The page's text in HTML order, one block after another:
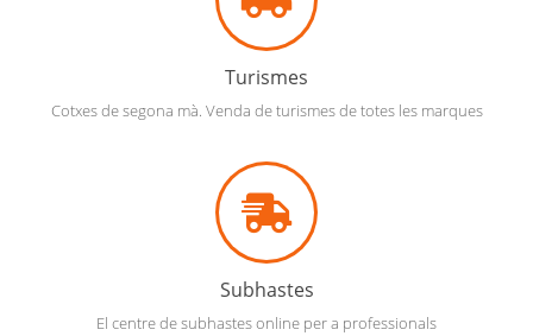
Turismes
Cotxes de segona mà. Venda de turismes de totes les marques
Subhastes
El centre de subhastes online per a professionals